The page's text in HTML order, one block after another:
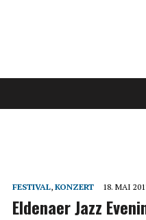
FESTIVAL,KONZERT 18. MAI
Eldenaer Jazz